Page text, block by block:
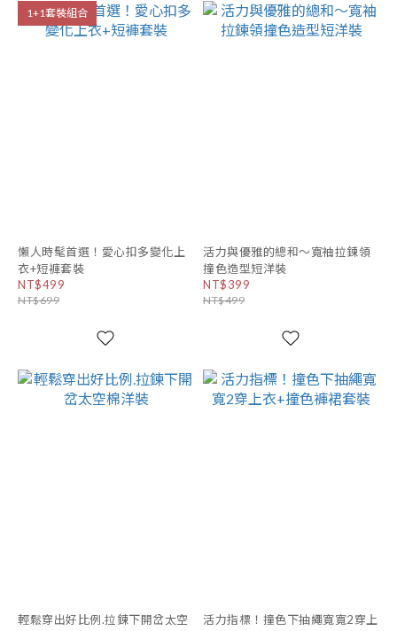
1+1套裝組合
懶人時髦首選！愛心扣多變化上
衣+短褲套裝
NT$499
NT$699
活力與優雅的總和～寬袖拉鍊領
撞色造型短洋裝
NT$399
NT$499
輕鬆穿出好比例.拉鍊下開岔太空
活力指標！撞色下抽繩寬寬2穿上